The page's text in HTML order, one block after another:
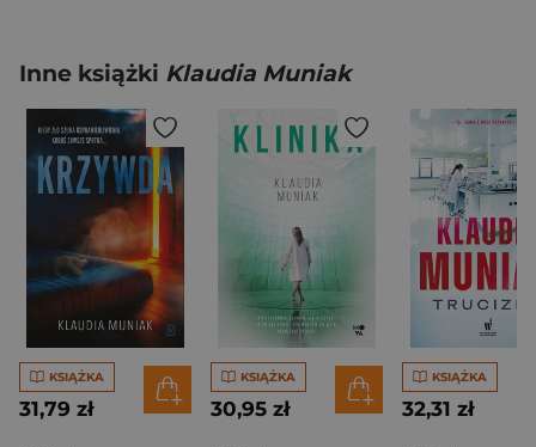
Inne książki Klaudia Muniak
KSIĄŻKA
31,79 zł
KSIĄŻKA
30,95 zł
KSIĄŻKA
32,31 zł